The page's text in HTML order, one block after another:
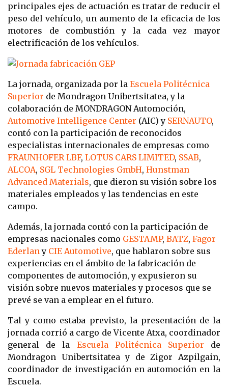
principales ejes de actuación es tratar de reducir el
peso del vehículo, un aumento de la eficacia de los
motores de combustión y la cada vez mayor
electrificación de los vehículos.
La jornada, organizada por la Escuela Politécnica
Superior de Mondragon Unibertsitatea, y la
colaboración de MONDRAGON Automoción,
Automotive Intelligence Center (AIC) y SERNAUTO,
contó con la participación de reconocidos
especialistas internacionales de empresas como
FRAUNHOFER LBF, LOTUS CARS LIMITED, SSAB,
ALCOA, SGL Technologies GmbH, Hunstman
Advanced Materials, que dieron su visión sobre los
materiales empleados y las tendencias en este
campo.
Además, la jornada contó con la participación de
empresas nacionales como GESTAMP, BATZ, Fagor
Ederlany CIE Automotive, que hablaron sobre sus
experiencias en el ámbito de la fabricación de
componentes de automoción, y expusieron su
visión sobre nuevos materiales y procesos que se
prevé se van a emplear en el futuro.
Tal y como estaba previsto, la presentación de la
jornada corrió a cargo de Vicente Atxa, coordinador
general de la Escuela Politécnica Superior de
Mondragon Unibertsitatea y de Zigor Azpilgain,
coordinador de investigación en automoción en la
Escuela.